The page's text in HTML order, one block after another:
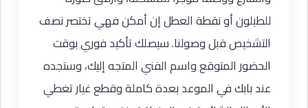
للطبلون أو نقطة العطل إن أمكن فهي تختصر نصف
التشخيص قبل وصولنا. سيصلك تأكيد فوري بوقت
الحضور المتوقع واسم الفني المتجه إليك، وستجده
عند بابك في الموعد بعدة كاملة وقطع غيار تغطي